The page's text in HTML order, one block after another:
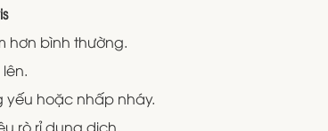
hơn bình thường.
yếu hoặc nhấp nháy.
rò rỉ dung dịch.